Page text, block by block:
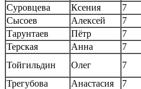
Суровцева
Ксения 7
Сысоев
Алексей 7
Тарунтаев
Пётр 7
Терская
Анна 7
Тойгильдин
Олег 7
Трегубова
Анастасия 7